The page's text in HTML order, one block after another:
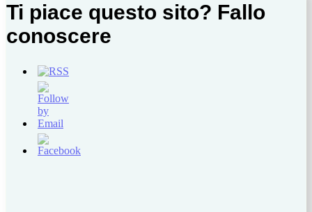
Ti piace questo sito? Fallo
conoscere